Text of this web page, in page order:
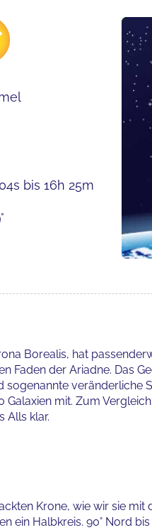
bis 16h 25m
Borealis, hat
Faden der Ariadne. Das
veränderliche
mit. Zum
Alls klar.
Krone, wie wir sie
ein Halbkreis. 90° Nord